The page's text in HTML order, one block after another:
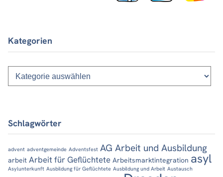
Kategorien
Kategorien
Schlagwörter
advent adventgemeinde Adventsfest AG Arbeit und Ausbildung
arbeit Arbeit für Geflüchtete Arbeitsmarktintegration asyl
Asylunterkunft Ausbildung für Geflüchtete Ausbildung und Arbeit Austausch